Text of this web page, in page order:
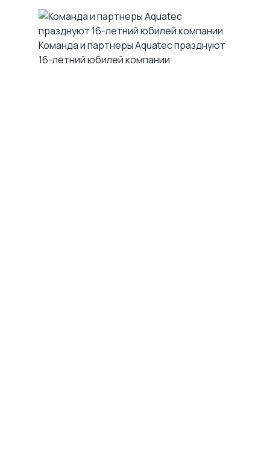
Команда и партнеры Aquatec празднуют
16-летний юбилей компании